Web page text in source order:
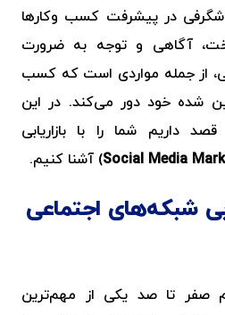
شگرفی در پیشرفت کسب وکارها
آگاهی و توجه به ضرورت
از جمله مواردی است که کسب
شده خود دور می‌کند. در این
قصد داریم شما را با بازاریابی
Social Media) آشنا کنیم.
صفر تا صد یکی از مهم‌ترین